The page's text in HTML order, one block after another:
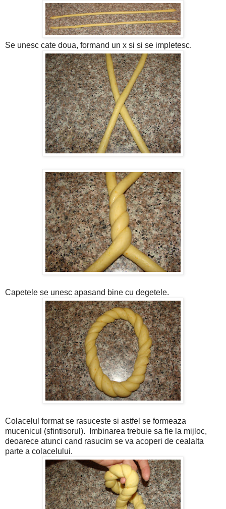
Se unesc cate doua, formand un x si si se impletesc.
Capetele se unesc apasand bine cu degetele.
Colacelul format se rasuceste si astfel se formeaza
mucenicul (sfintisorul). Imbinarea trebuie sa fie la mijloc,
deoarece atunci cand rasucim se va acoperi de cealalta
parte a colacelului.